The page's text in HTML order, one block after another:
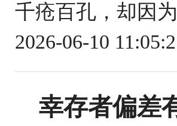
千疮百孔，却因
2026-06-10
幸存者偏差